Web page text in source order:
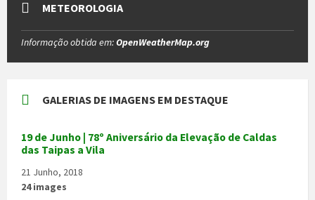
METEOROLOGIA
Informação obtida em:OpenWeatherMap.org
GALERIAS DE IMAGENS EM DESTAQUE
19 de Junho | 78º Aniversário da Elevação de Caldas
das Taipas a Vila
21 Junho, 2018
24 images